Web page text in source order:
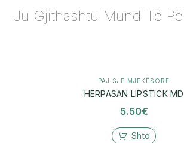
Ju Gjithashtu Mund Të
PAJISJE MJEKËSORE
HERPASAN LIPSTICK MD
5.50€
Shto